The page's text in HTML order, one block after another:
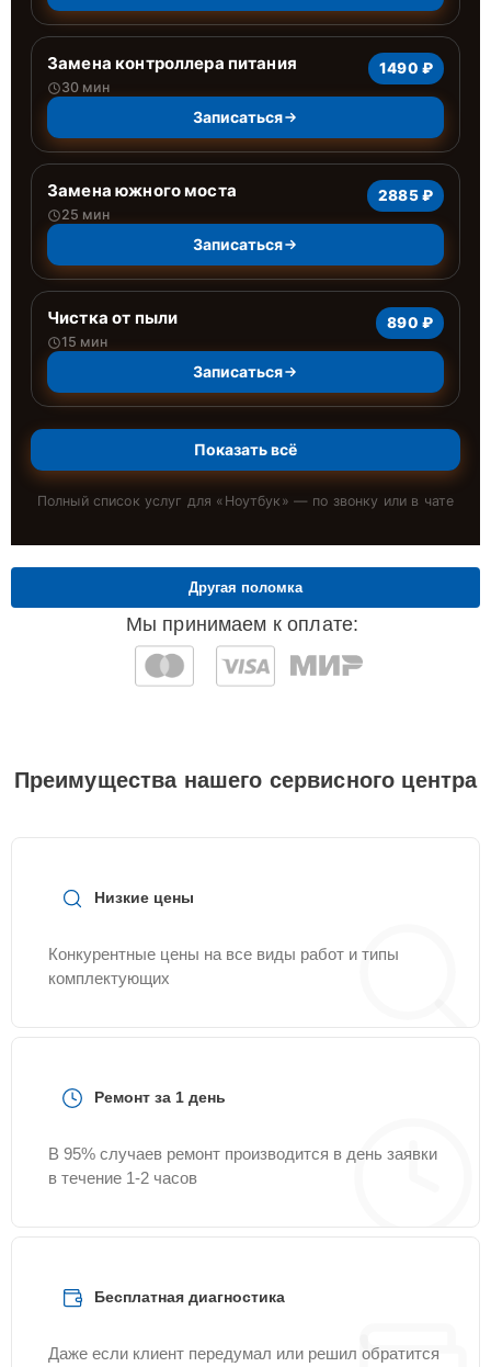
Замена контроллера питания
30 мин
1490 ₽
Записаться
Замена южного моста
25 мин
2885 ₽
Записаться
Чистка от пыли
15 мин
890 ₽
Записаться
Показать всё
Полный список услуг для « Ноутбук » — по звонку или в чате
Мы принимаем к оплате:
Другая поломка
Преимущества нашего сервисного центра
Низкие цены
Конкурентные цены на все виды работ и типы
комплектующих
Ремонт за 1 день
В 95% случаев ремонт производится в день заявки
в течение 1-2 часов
Бесплатная диагностика
Даже если клиент передумал или решил обратится